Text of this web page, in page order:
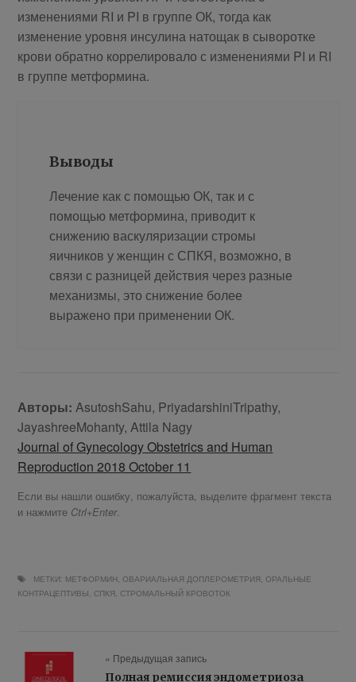
изменениями RI и PI в группе ОК, тогда как
изменение уровня инсулина натощак в сыворотке
крови обратно коррелировало с изменениями PI и RI
в группе метформина.
Выводы
Лечение как с помощью ОК, так и с
помощью метформина, приводит к
снижению васкуляризации стромы
яичников у женщин с СПКЯ, возможно, в
связи с разницей действия через разные
механизмы, это снижение более
выражено при применении ОК.
Авторы: AsutoshSahu, PriyadarshiniTripathy,
JayashreeMohanty, Attila Nagy
Journal of Gynecology Obstetrics and Human
Reproduction 2018 October 11
Если вы нашли ошибку, пожалуйста, выделите фрагмент текста
и нажмите Ctrl+Enter.
МЕТКИ: МЕТФОРМИН,ОВАРИАЛЬНАЯ ДОПЛЕРОМЕТРИЯ,ОРАЛЬНЫЕ
КОНТРАЦЕПТИВЫ, СПКЯ, СТРОМАЛЬНЫЙ КРОВОТОК
« Предыдущая запись
Полная ремиссия эндометриоза